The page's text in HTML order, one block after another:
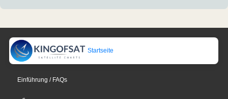
Startseite
Einführung / FAQs